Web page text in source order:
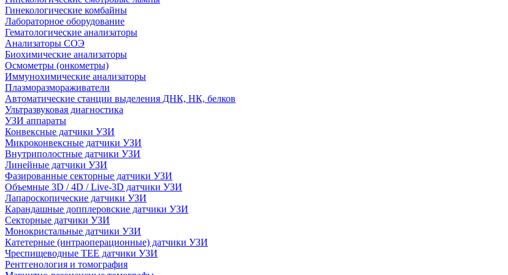
Гинекологические комбайны
Лабораторное оборудование
Гематологические анализаторы
Анализаторы СОЭ
Биохимические анализаторы
Осмометры (онкометры)
Иммунохимические анализаторы
Плазморазмораживатели
Автоматические станции выделения ДНК, НК, белков
Ультразвуковая диагностика
УЗИ аппараты
Конвексные датчики УЗИ
Микроконвексные датчики УЗИ
Внутриполостные датчики УЗИ
Линейные датчики УЗИ
Фазированные секторные датчики УЗИ
Объемные 3D / 4D / Live-3D датчики УЗИ
Лапароскопические датчики УЗИ
Карандашные допплеровские датчики УЗИ
Секторные датчики УЗИ
Монокристальные датчики УЗИ
Катетерные (интраоперационные) датчики УЗИ
Чреспищеводные TEE датчики УЗИ
Рентгенология и томография